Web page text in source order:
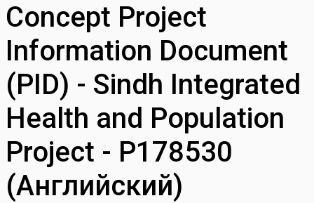
Concept Project
Information Document
(PID) - Sindh Integrated
Health and Population
Project - P178530
(Английский)